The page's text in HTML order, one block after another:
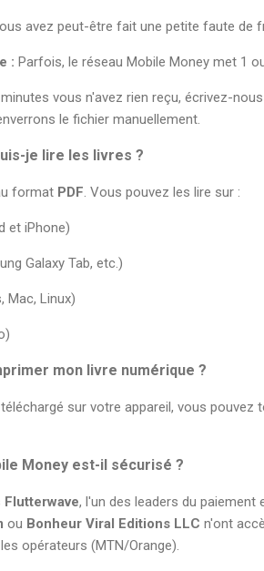
avez peut-être fait une petite faute de
: Parfois, le réseau Mobile Money met 1
vous n'avez rien reçu, écrivez-
le fichier manuellement.
je lire les livres ?
format PDF . Vous pouvez les lire sur :
et iPhone)
Galaxy Tab, etc.)
Mac, Linux)
mon livre numérique ?
sur votre appareil, vous
Money est-il sécurisé ?
Flutterwave, l'un des leaders du
ou Bonheur Viral Editions LLC n'ont
opérateurs (MTN/Orange).